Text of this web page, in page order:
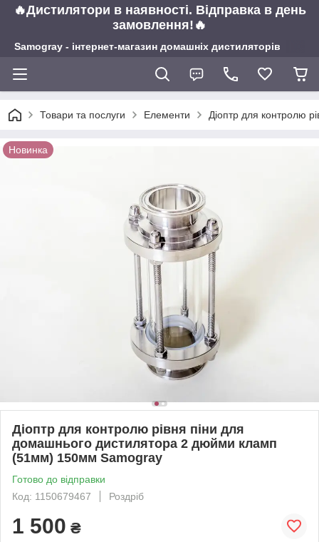
🔥Дистилятори в наявності. Відправка в день
замовлення!🔥
Samogray - інтернет-магазин домашніх дистиляторів
Товари та послуги Елементи Діоптр для контролю
Новинка
Діоптр для контролю рівня піни для
домашнього дистилятора 2 дюйми кламп
(51мм) 150мм Samogray
Готово до відправки
Код: 1150679467
Роздріб
1 500 ₴